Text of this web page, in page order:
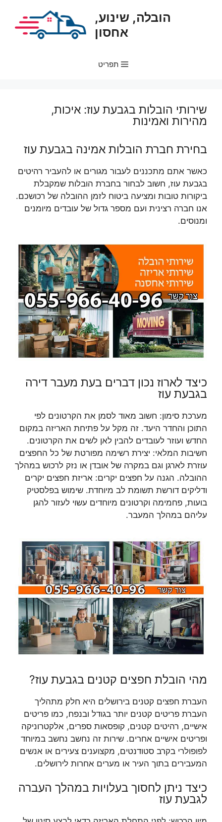
הובלה, שינוע,
אחסון
תפריט
שירותי הובלות בגבעת עוז: איכות,
מהירות ואמינות
בחירת חברת הובלות אמינה בגבעת עוז
כאשר אתם מתכננים לעבור מגורים או להעביר רהיטים
בגבעת עוז, חשוב לבחור בחברת הובלות שמקבלת
ביקורות טובות ומציעה ביטוח לזמן ההובלה של רכושכם.
אנו חברה רצינית ועם מספר גדול של עובדים מיומנים
ומנוסים.
כיצד לארוז נכון דברים בעת מעבר דירה
בגבעת עוז
מערכת סימון: חשוב מאוד לסמן את הקרטונים לפי
התוכן והחדר היעד. זה מקל על פתיחת האריזה במקום
החדש ועוזר לעובדים להבין לאן לשים את הקרטונים.
חשיבות המלאי: יצירת רשימה מפורטת של כל החפצים
עוזרת לארגן וגם במקרה של אובדן או נזק לרכוש במהלך
ההובלה. הגנה על חפצים יקרים: אריזת חפצים יקרים
ודליקים דורשת תשומת לב מיוחדת. שימוש בפלסטיק
בועות, פחמימה וקרטונים מיוחדים עשוי לעזור להגן
עליהם במהלך המעבר.
מהי הובלת חפצים קטנים בגבעת עוז?
העברת חפצים קטנים בירושלים היא חלק מתהליך
העברת פריטים קטנים יותר בגודל ובנפח, כמו פריטים
אישיים, רהיטים קטנים, קופסאות ספרים, אלקטרוניקה
ופריטים אישיים אחרים. שירות זה נחשב נחשב במיוחד
לפופולרי בקרב סטודנטים, מקצוענים צעירים או אנשים
המעבירים בתוך העיר או מערים אחרות לירושלים.
כיצד ניתן לחסוך בעלויות במהלך העברה
לגבעת עוז